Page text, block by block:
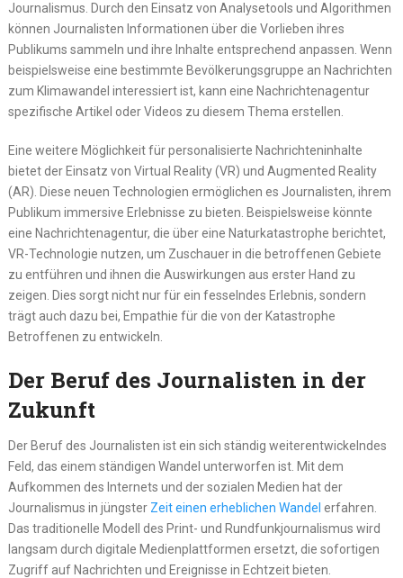
Journalismus. Durch den Einsatz von Analysetools und Algorithmen
können Journalisten Informationen über die Vorlieben ihres
Publikums sammeln und ihre Inhalte entsprechend anpassen. Wenn
beispielsweise eine bestimmte Bevölkerungsgruppe an Nachrichten
zum Klimawandel interessiert ist, kann eine Nachrichtenagentur
spezifische Artikel oder Videos zu diesem Thema erstellen.
Eine weitere Möglichkeit für personalisierte Nachrichteninhalte
bietet der Einsatz von Virtual Reality (VR) und Augmented Reality
(AR). Diese neuen Technologien ermöglichen es Journalisten, ihrem
Publikum immersive Erlebnisse zu bieten. Beispielsweise könnte
eine Nachrichtenagentur, die über eine Naturkatastrophe berichtet,
VR-Technologie nutzen, um Zuschauer in die betroffenen Gebiete
zu entführen und ihnen die Auswirkungen aus erster Hand zu
zeigen. Dies sorgt nicht nur für ein fesselndes Erlebnis, sondern
trägt auch dazu bei, Empathie für die von der Katastrophe
Betroffenen zu entwickeln.
Der Beruf des Journalisten in der
Zukunft
Der Beruf des Journalisten ist ein sich ständig weiterentwickelndes
Feld, das einem ständigen Wandel unterworfen ist. Mit dem
Aufkommen des Internets und der sozialen Medien hat der
Journalismus in jüngster Zeit einen erheblichen Wandel erfahren.
Das traditionelle Modell des Print- und Rundfunkjournalismus wird
langsam durch digitale Medienplattformen ersetzt, die sofortigen
Zugriff auf Nachrichten und Ereignisse in Echtzeit bieten.